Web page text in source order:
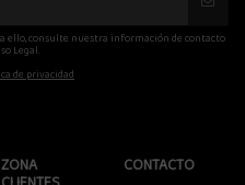
ello, consulte nuestra información de contacto
Legal.
de privacidad
ZONA CONTACTO